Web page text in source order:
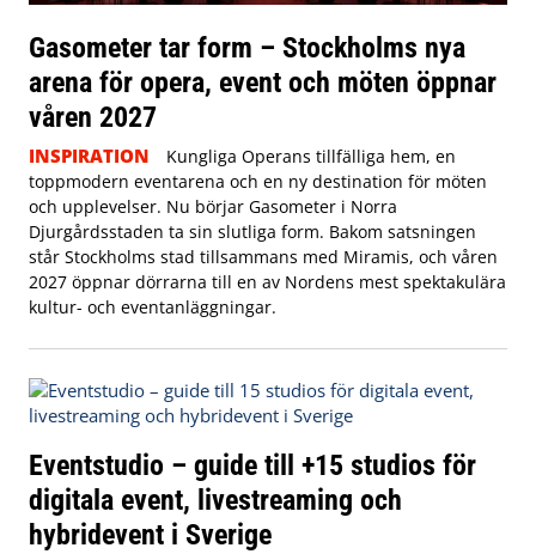
Gasometer tar form – Stockholms nya
arena för opera, event och möten öppnar
våren 2027
INSPIRATION
Kungliga Operans tillfälliga hem, en
toppmodern eventarena och en ny destination för möten
och upplevelser. Nu börjar Gasometer i Norra
Djurgårdsstaden ta sin slutliga form. Bakom satsningen
står Stockholms stad tillsammans med Miramis, och våren
2027 öppnar dörrarna till en av Nordens mest spektakulära
kultur- och eventanläggningar.
Eventstudio – guide till +15 studios för
digitala event, livestreaming och
hybridevent i Sverige